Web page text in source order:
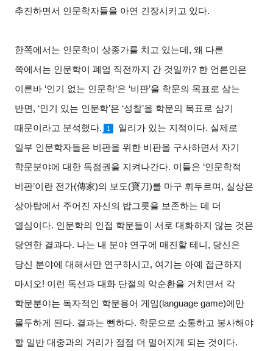
추진하면서 인문학자들을 아연 긴장시키고 있다.
한쪽에서는 인문학이 상종가를 치고 있는데, 왜 다른
쪽에서는 인문학이 폐업 직전까지 간 것일까? 한 언론인은
이른바 ‘인기 없는 인문학’은 ‘비판’을 학문의 목표로 삼는
반면, ‘인기 있는 인문학’은 ‘성찰’을 학문의 목표로 삼기
때문이라고 분석했다.
1
일리가 있는 지적이다. 실제로
일부 인문학자들은 비판을 위한 비판을 구사하면서 자기
학문분야에 대한 독점권을 지켜나간다. 이들은 ‘인문학적
비판’이란 전가(傳家)의 보도(寶刀)를 마구 휘두르며, 실상은
상아탑에서 주어진 자신의 밥그릇을 보존하는 데 더
열심이다. 인문학의 인접 학문들이 서로 대화하지 않는 것은
당연한 결과다. 나는 내 분야 연구에 매진할 테니, 당신은
당신 분야에 대해서만 연구하시고, 여기는 아예 접근하지
마시오! 이런 독선과 대화 단절의 악순환을 거치면서 각
학문분야는 독자적인 학문용어 게임(language game)에만
몰두하게 된다. 결과는 뻔하다. 학문으로 소통하고 봉사해야
할 일반 대중과의 거리가 점점 더 멀어지게 되는 것이다.